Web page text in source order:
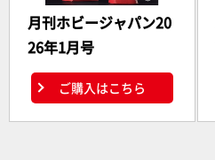
月刊ホビージャパン20
26年1月号
ご購入はこちら